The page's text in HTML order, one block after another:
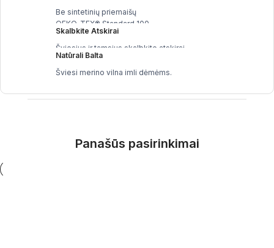
Be sintetinių priemaišų
OEKO-TEX® Standard 100
Skalbkite Atskirai
Šviesius ir tamsius skalbkite atskirai.
Natūrali Balta
Šviesi merino vilna imli dėmėms.
Panašūs pasirinkimai